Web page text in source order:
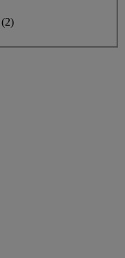
(2)